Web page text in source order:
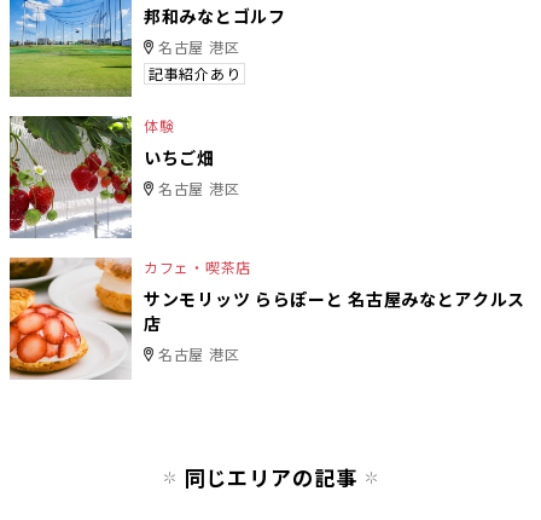
邦和みなとゴルフ
名古屋 港区
記事紹介あり
体験
いちご畑
名古屋 港区
カフェ・喫茶店
サンモリッツ ららぽーと 名古屋みなとアクルス
店
名古屋 港区
同じエリアの記事